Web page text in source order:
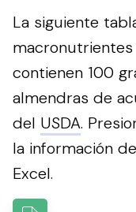
La siguiente
contienen 100
almendras de
del USDA.
la información
Excel.